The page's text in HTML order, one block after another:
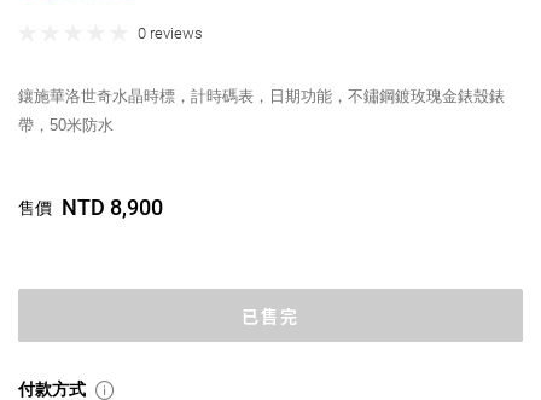
0 reviews
鑲施華洛世奇水晶時標，計時碼表，日期功能，不鏽鋼鍍玫瑰金錶殼錶
帶，50米防水
售價 NTD 8,900
付款方式
已售完